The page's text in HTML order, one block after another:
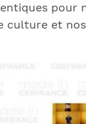
pour
culture et